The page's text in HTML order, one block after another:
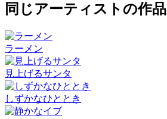
同じアーティストの作品
ラーメン
見上げるサンタ
しずかなひととき